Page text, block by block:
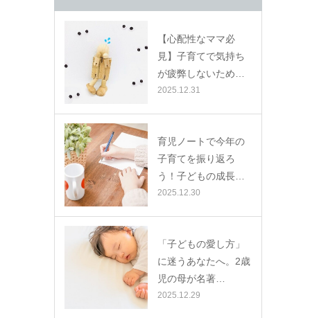
【心配性なママ必
見】子育てで気持ち
が疲弊しないため…
2025.12.31
育児ノートで今年の
子育てを振り返ろ
う！子どもの成長…
2025.12.30
「子どもの愛し方」
に迷うあなたへ。2歳
児の母が名著…
2025.12.29